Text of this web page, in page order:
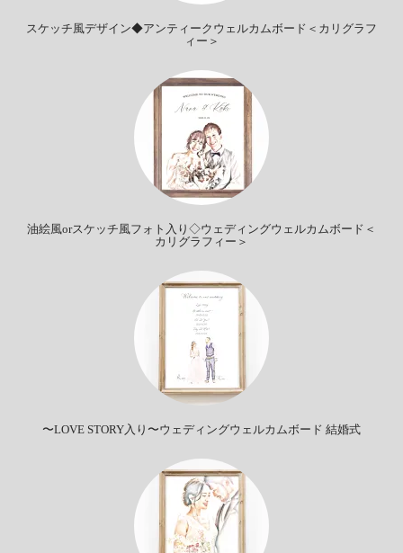
スケッチ風デザイン◆アンティークウェルカムボード＜カリグラフ
ィー＞
油絵風orスケッチ風フォト入り◇ウェディングウェルカムボード＜
カリグラフィー＞
〜LOVE STORY入り〜ウェディングウェルカムボード 結婚式